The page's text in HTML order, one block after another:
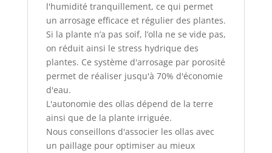
l'humidité tranquillement, ce qui permet
un arrosage efficace et régulier des plantes.
Si la plante n’a pas soif, l’olla ne se vide pas,
on réduit ainsi le stress hydrique des
plantes. Ce système d'arrosage par porosité
permet de réaliser jusqu'à 70% d'économie
d'eau.
L'autonomie des ollas dépend de la terre
ainsi que de la plante irriguée.
Nous conseillons d'associer les ollas avec
un paillage pour optimiser au mieux